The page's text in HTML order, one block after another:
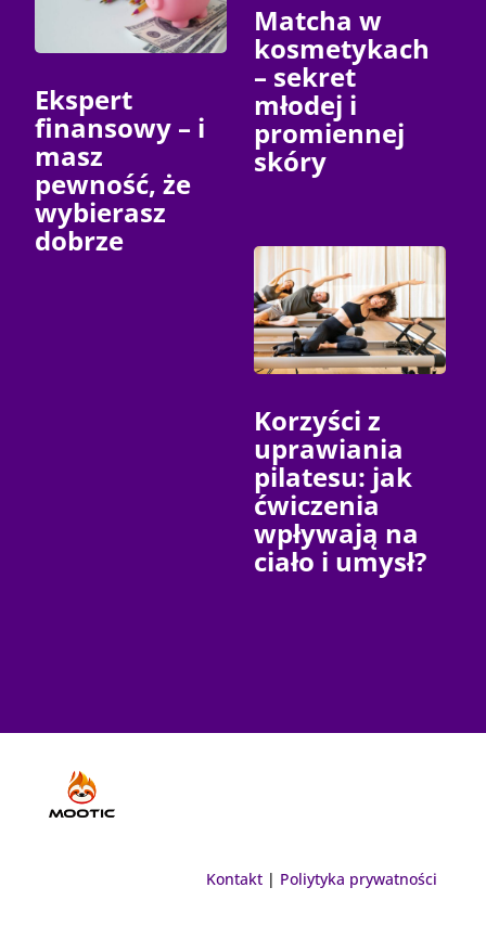
Ekspert
finansowy – i
masz
pewność, że
wybierasz
dobrze
Matcha w
kosmetykach
– sekret
młodej i
promiennej
skóry
Korzyści z
uprawiania
pilatesu: jak
ćwiczenia
wpływają na
ciało i umysł?
Kontakt | Poliytyka prywatności